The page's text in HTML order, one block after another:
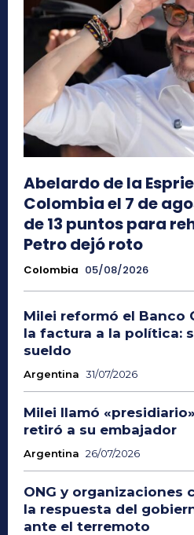
Abelardo de la
Colombia el 7 de
de 13 puntos para
Petro dejó roto
Colombia 05/08/2026
Milei reformó el Banco
la factura a la política:
sueldo
Argentina 31/07/2026
Milei llamó
retiró a su embajador
Argentina 26/07/2026
ONG y organizaciones
la respuesta del
ante el terremoto